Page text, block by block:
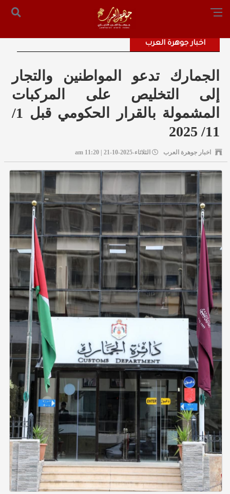
الرئيسية
التحرير: المستشار محمد صالح الملكاوي [ 00962795755033 ]
اخبار جوهرة العرب
الجمارك تدعو المواطنين والتجار
إلى التخليص على المركبات
المشمولة بالقرار الحكومي قبل 1/
11/ 2025
اخبار جوهرة العرب الثلاثاء-2025-10-21 | 11:20 am